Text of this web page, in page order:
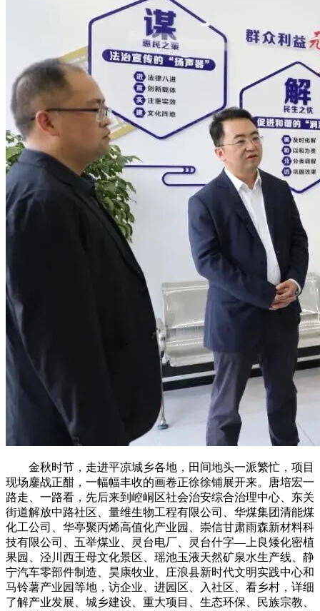
金秋时节，走进平凉城乡各地，田间地头一派繁忙，项目
现场鏖战正酣，一幅幅丰收的画卷正徐徐铺展开来。唐培宏一
路走、一路看，先后来到崆峒区社会治安综合治理中心、东关
街道解放中路社区、量维生物工程有限公司、华煤集团清能煤
化工公司、华亭聚丙烯高值化产业园、崇信甘肃雨森新材料科
技有限公司、五举煤业、灵台电厂、灵台什字—上良矮化密植
果园、泾川西王母文化景区、瑶池玉液天然矿泉水生产线、静
宁汽车零部件制造、昊康牧业、庄浪县新时代文明实践中心和
马铃薯产业园等地，访企业、进园区、入社区、看乡村，详细
了解产业发展、城乡建设、重大项目、生态环保、民族宗教、